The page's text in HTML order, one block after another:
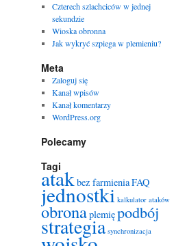
Czterech szlachciców w jednej
sekundzie
Wioska obronna
Jak wykryć szpiega w plemieniu?
Meta
Zaloguj się
Kanał wpisów
Kanał komentarzy
WordPress.org
Polecamy
Tagi
atakbez farmieniaFAQ
jednostki kalkulator ataków
obronaplemiępodbój
strategia synchronizacja